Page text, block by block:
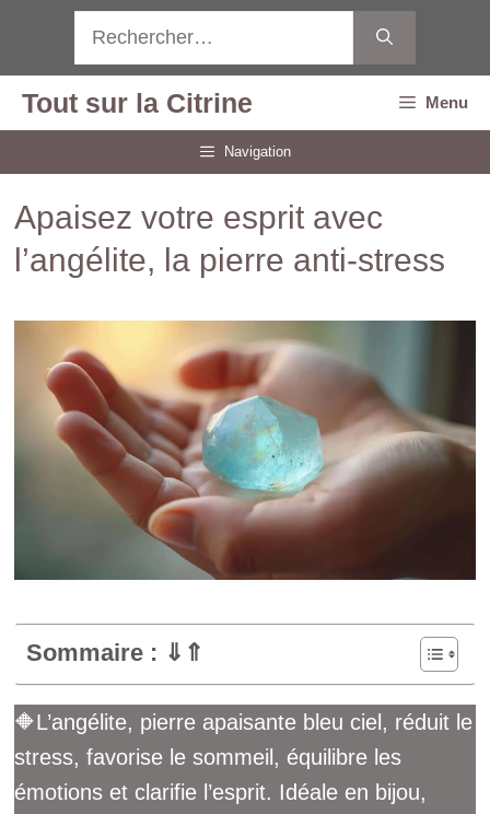
contenu
Tout sur la Citrine Menu
Navigation
Apaisez votre esprit avec
l’angélite, la pierre anti-stress
Sommaire : ⇓⇑
🔶L’angélite, pierre apaisante bleu ciel, réduit le
stress, favorise le sommeil, équilibre les
émotions et clarifie l’esprit. Idéale en bijou,